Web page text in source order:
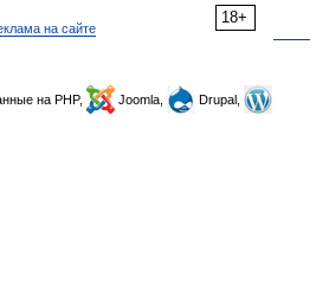
18+
на сайте
на PHP, Joomla,
Drupal,